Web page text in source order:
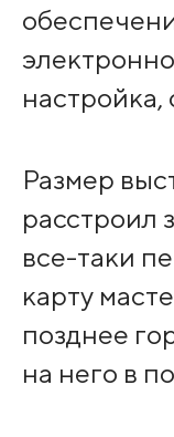
Размер
расстроил
все-таки
карту
позднее
на него в